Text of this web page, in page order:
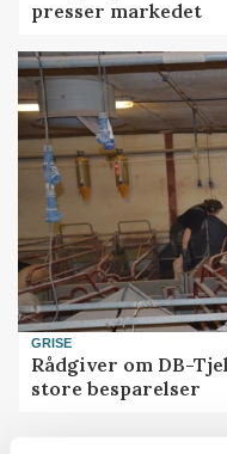
presser markedet
GRISE
Rådgiver om DB-
store besparelser